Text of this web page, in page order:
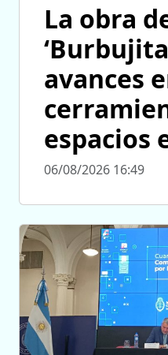
La obra
avances
espacios
06/08/2026 16:49